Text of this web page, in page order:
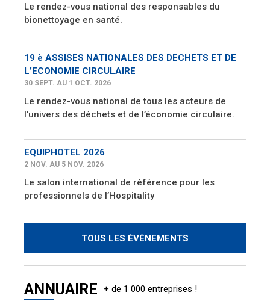
Le rendez-vous national des responsables du
bionettoyage en santé.
19 è ASSISES NATIONALES DES DECHETS ET DE
L’ECONOMIE CIRCULAIRE
30 SEPT. AU 1 OCT. 2026
Le rendez-vous national de tous les acteurs de
l’univers des déchets et de l’économie circulaire.
EQUIPHOTEL 2026
2 NOV. AU 5 NOV. 2026
Le salon international de référence pour les
professionnels de l’Hospitality
TOUS LES ÉVÈNEMENTS
ANNUAIRE